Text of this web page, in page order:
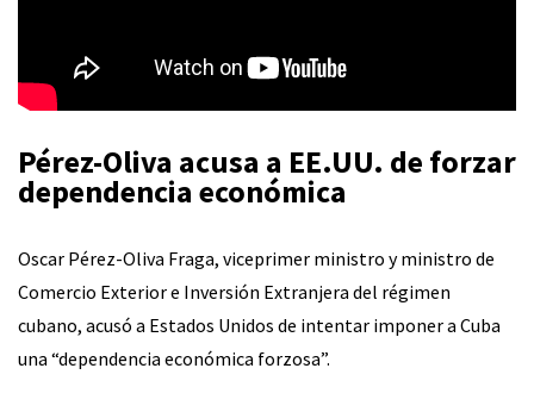
Pérez-Oliva acusa a EE.UU. de forzar
dependencia económica
Oscar Pérez-Oliva Fraga, viceprimer ministro y ministro de
Comercio Exterior e Inversión Extranjera del régimen
cubano, acusó a Estados Unidos de intentar imponer a Cuba
una “dependencia económica forzosa”.